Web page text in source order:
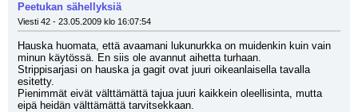
Peetukan sähellyksiä
Viesti 42 - 23.05.2009 klo 16:07:54
Hauska huomata, että avaamani lukunurkka on muidenkin kuin vain
minun käytössä. En siis ole avannut aihetta turhaan.
Strippisarjasi on hauska ja gagit ovat juuri oikeanlaisella tavalla
esitetty.
Pienimmät eivät välttämättä tajua juuri kaikkein oleellisinta, mutta
eipä heidän välttämättä tarvitsekkaan.